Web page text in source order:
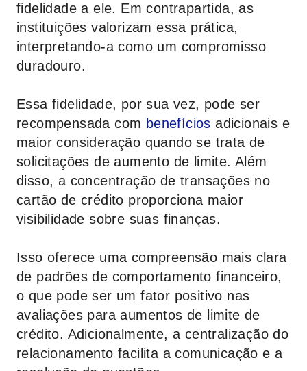
fidelidade a ele. Em contrapartida, as
instituições valorizam essa prática,
interpretando-a como um compromisso
duradouro.
Essa fidelidade, por sua vez, pode ser
recompensada com benefícios adicionais e
maior consideração quando se trata de
solicitações de aumento de limite. Além
disso, a concentração de transações no
cartão de crédito proporciona maior
visibilidade sobre suas finanças.
Isso oferece uma compreensão mais clara
de padrões de comportamento financeiro,
o que pode ser um fator positivo nas
avaliações para aumentos de limite de
crédito. Adicionalmente, a centralização do
relacionamento facilita a comunicação e a